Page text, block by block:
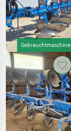
Gebrauchtmaschine